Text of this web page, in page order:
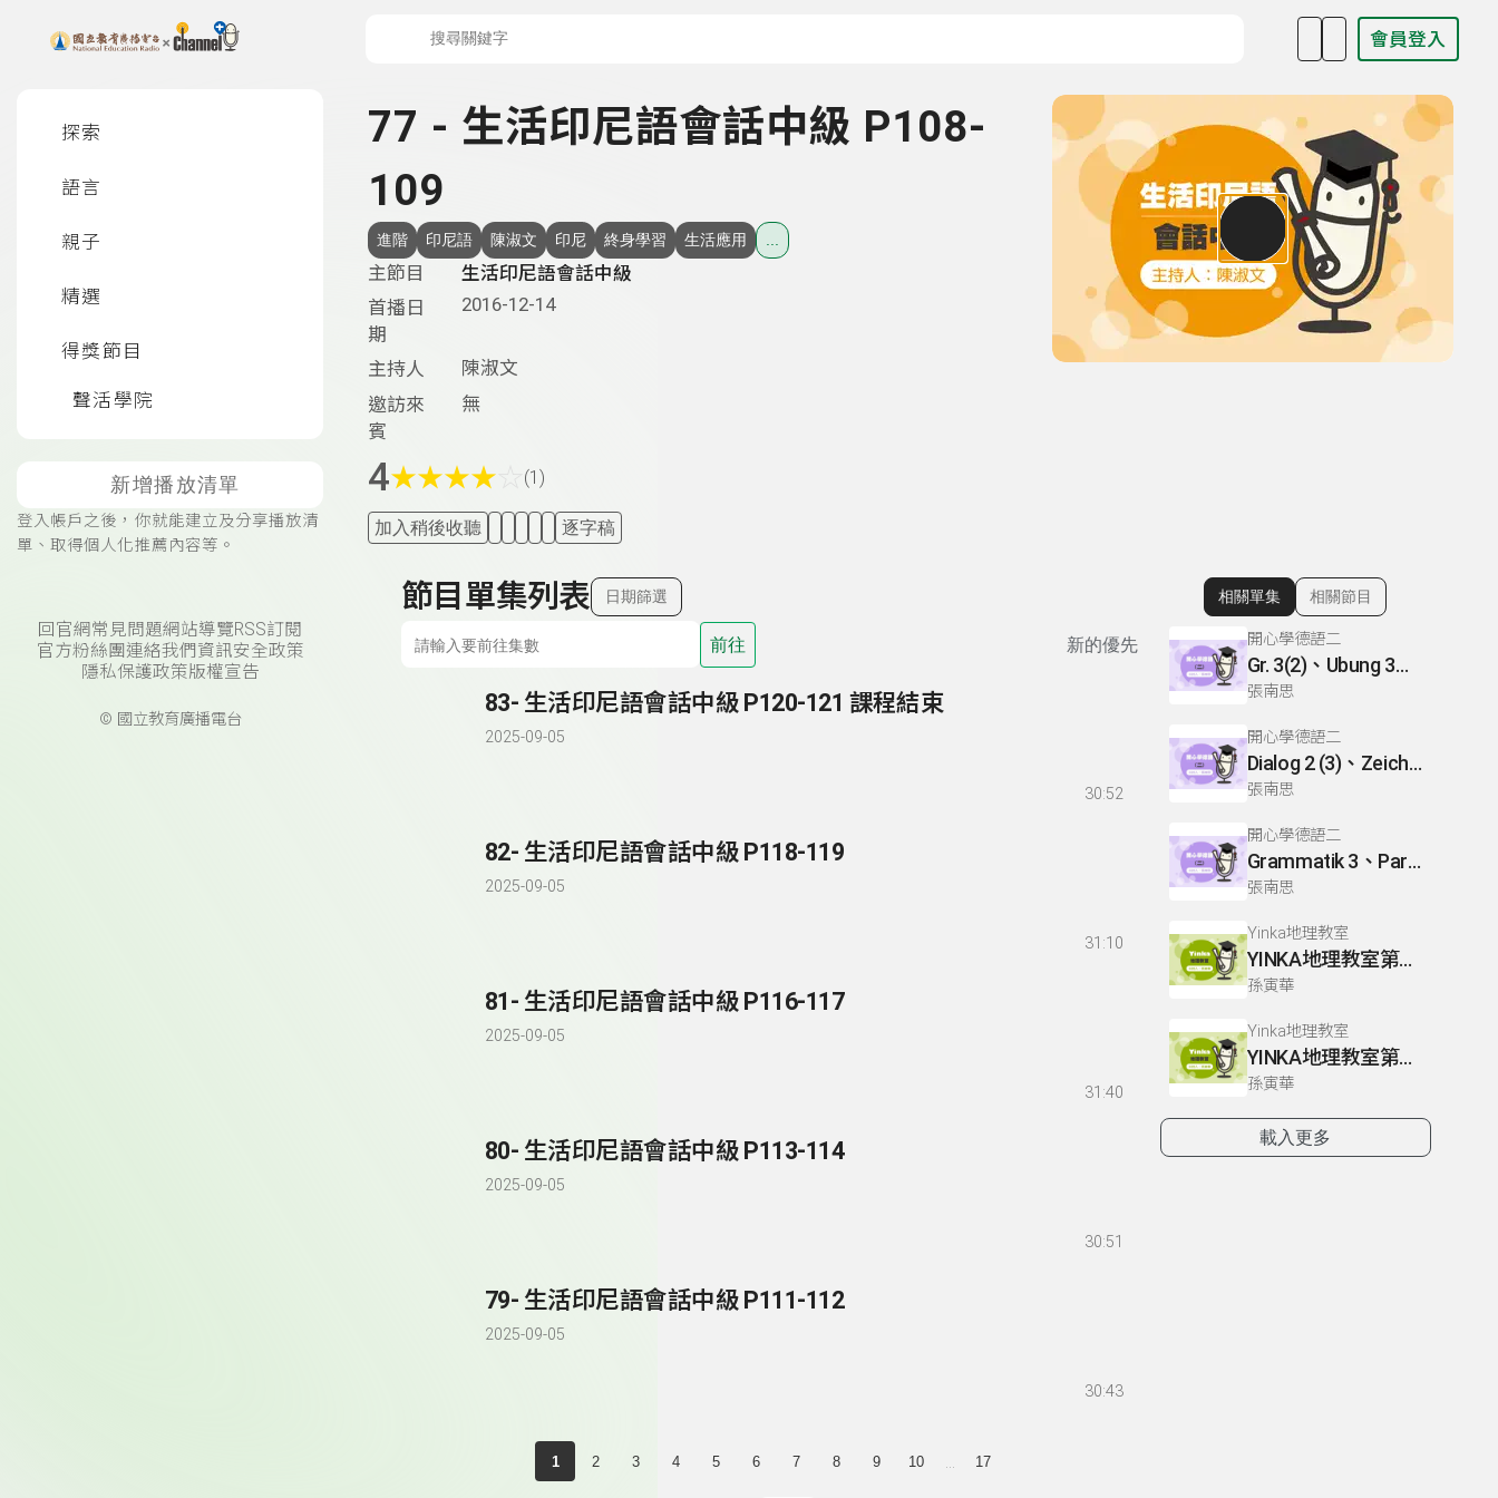
上方功能區塊 會員登入
探索
語言
親子
精選
得獎節目
聲活學院
新增播放清單
登入帳戶之後，你就能建立及分享播放清
單、取得個人化推薦內容等。
回官網常見問題網站導覽RSS訂閱
官方粉絲團連絡我們 資訊安全政策
隱私保護政策版權宣告
© 國立教育廣播電台
77 - 生活印尼語會話中級 P108-
109
進階 印尼語 陳淑文 印尼 終身學習 生活應用
主節目
生活印尼語會話中級
首播日
期
2016-12-14
主持人
陳淑文
邀訪來
賓
無
4★★★★ (1)
加入稍後收聽 逐字稿
節目單集列表 日期篩選
前往 新的優先
83- 生活印尼語會話中級 P120-121 課程結束
2025-09-05
30:52
82- 生活印尼語會話中級 P118-119
2025-09-05
31:10
81- 生活印尼語會話中級 P116-117
2025-09-05
31:40
80- 生活印尼語會話中級 P113-114
2025-09-05
30:51
79- 生活印尼語會話中級 P111-112
2025-09-05
30:43
1 2 3 4 5 6 7 8 9 10 17
顯示相關單集
相關單集 相關節目
開心學德語二
Gr. 3(2)、Ubung 3、Gr. 2(1)
張南思
開心學德語二
Dialog 2 (3)、Zeichnen: einen Mann、Lesetext 1(1)
張南思
開心學德語二
Grammatik 3、Partnerubungen Nr. 1, 3、Dialog 2(1)
張南思
Yinka地理教室
YINKA地理教室第一冊 P22-26
孫寅華
Yinka地理教室
YINKA地理教室第一冊 P4-5
孫寅華
載入更多